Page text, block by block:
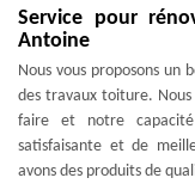
Service pour
Antoine
Nous vous proposons
des travaux toiture. Nous
faire et notre
satisfaisante et de
avons des produits de